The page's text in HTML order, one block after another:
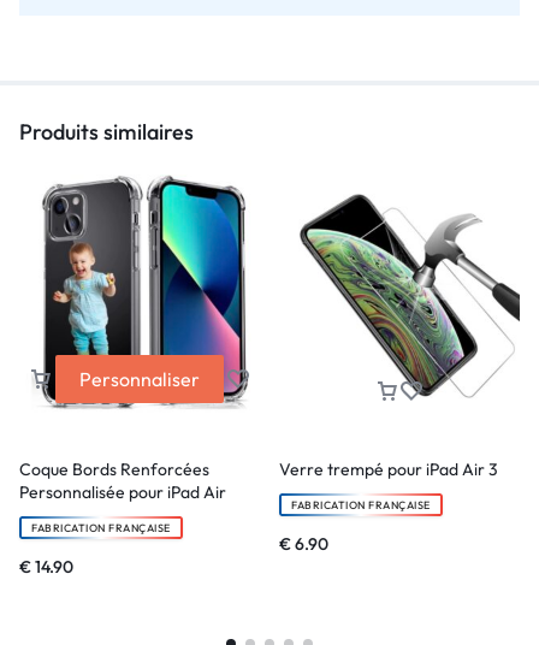
Produits similaires
Personnaliser
Coque Bords Renforcées
Personnalisée pour iPad Air
FABRICATION FRANÇAISE
€14.90
Verre trempé pour iPad Air 3
FABRICATION FRANÇAISE
€6.90